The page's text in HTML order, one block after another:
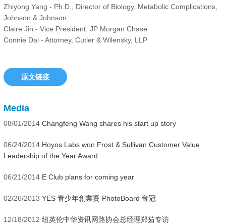
Zhiyong Yang - Ph.D., Director of Biology, Metabolic Complications,
Johnson & Johnson
Claire Jin - Vice President, JP Morgan Chase
Connie Dai - Attorney, Cutler & Wilensky, LLP
原文链接
Media
08/01/2014 Changfeng Wang shares his start up story
06/24/2014 Hoyos Labs won Frost & Sullivan Customer Value
Leadership of the Year Award
06/21/2014 E Club plans for coming year
02/26/2013 YES 青少年創業賽 PhotoBoard 奪冠
12/18/2012 纽英伦中华资讯网路协会总经理郑茹专访